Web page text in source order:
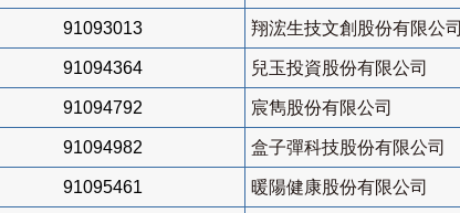
91093013 翔浤生技文創股份有限公司
91094364 兒玉投資股份有限公司
91094792 宸雋股份有限公司
91094982 盒子彈科技股份有限公司
91095461 暖陽健康股份有限公司